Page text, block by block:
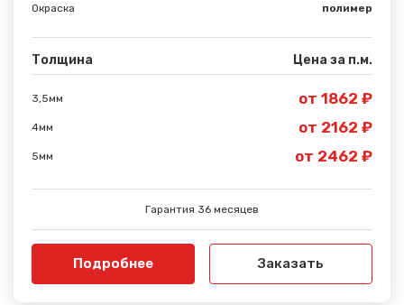
Окраска
полимер
Толщина Цена за п.м.
3,5мм от 1862 ₽
4мм от 2162 ₽
5мм от 2462 ₽
Гарантия 36 месяцев
Подробнее Заказать